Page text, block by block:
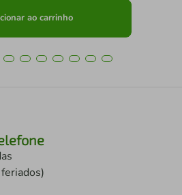
ao carrinho